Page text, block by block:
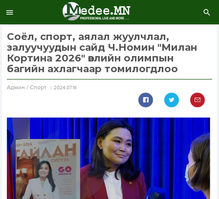
Соёл, спорт, аялал жуулчлал,
залуучуудын сайд Ч.Номин "Милан
Кортина 2026" өвлийн олимпын
багийн ахлагчаар томилогдлоо
Aдмин / Спорт 2024.07.16